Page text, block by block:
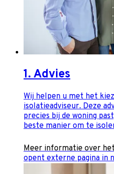
1. Advies
Wij helpen u met het
isolatieadviseur. Deze
precies bij de woning
beste manier om te
Meer informatie over
opent externe pagina in